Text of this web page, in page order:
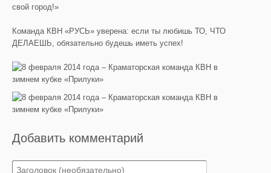
свой город!»
Команда КВН «РУСЬ» уверена: если ты любишь ТО, ЧТО
ДЕЛАЕШЬ, обязательно будешь иметь успех!
Добавить комментарий